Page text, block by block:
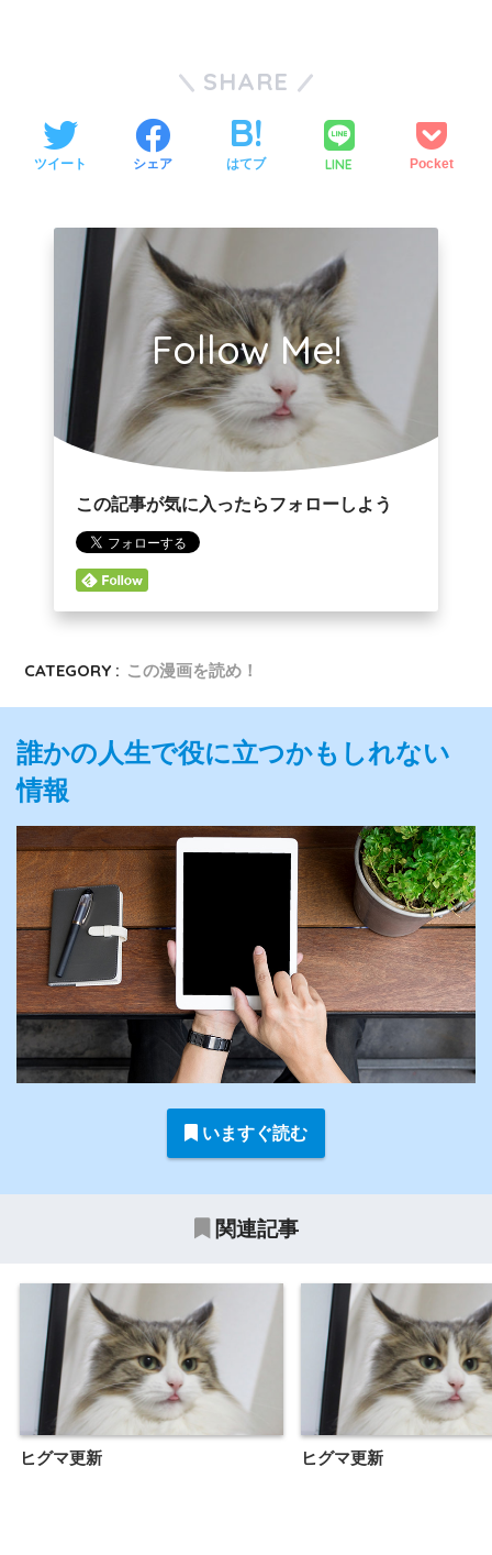
SHARE
ツイート シェア はてブ LINE Pocket
Follow Me!
この記事が気に入ったらフォローしよう
CATEGORY : この漫画を読め！
誰かの人生で役に立つかもしれない
情報
いますぐ読む
関連記事
ヒグマ更新 ヒグマ更新